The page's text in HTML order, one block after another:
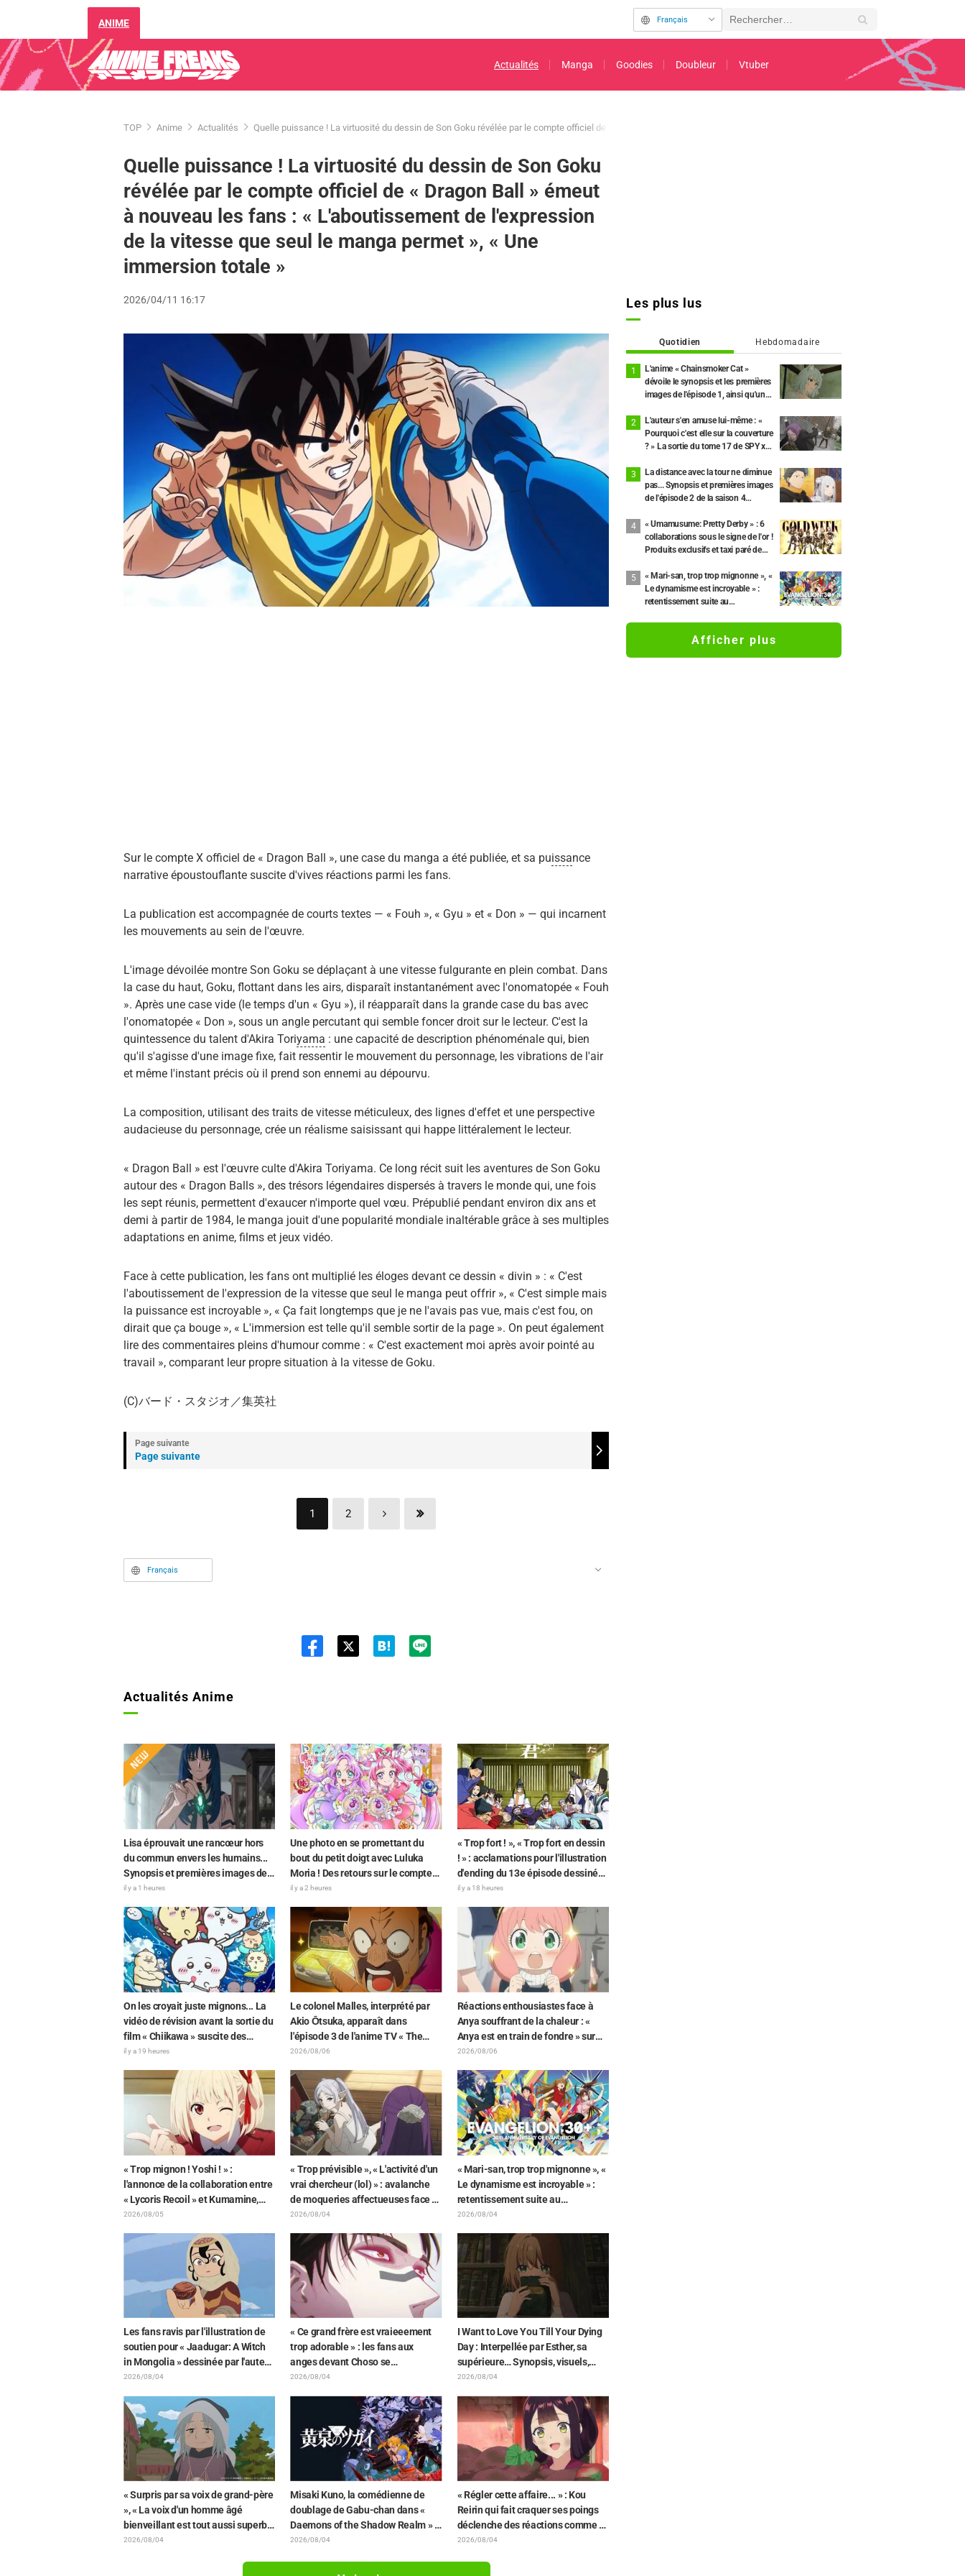
ANIME Français
Actualités Manga Goodies Doubleur Vtuber
TOP Anime Actualités Quelle puissance ! La virtuosité du dessin de Son Goku révélée par le compte officiel de « Dragon Ball » émeut à nouveau les fans : « L'aboutissement de l'expression de la
Quelle puissance ! La virtuosité du dessin de Son Goku
révélée par le compte officiel de « Dragon Ball » émeut
à nouveau les fans : « L'aboutissement de l'expression
de la vitesse que seul le manga permet », « Une
immersion totale »
2026/04/11 16:17
Sur le compte X officiel de « Dragon Ball », une case du manga a été publiée, et sa puissance
narrative époustouflante suscite d'vives réactions parmi les fans.
La publication est accompagnée de courts textes — « Fouh », « Gyu » et « Don » — qui incarnent
les mouvements au sein de l'œuvre.
L'image dévoilée montre Son Goku se déplaçant à une vitesse fulgurante en plein combat. Dans
la case du haut, Goku, flottant dans les airs, disparaît instantanément avec l'onomatopée « Fouh
». Après une case vide (le temps d'un « Gyu »), il réapparaît dans la grande case du bas avec
l'onomatopée « Don », sous un angle percutant qui semble foncer droit sur le lecteur. C'est la
quintessence du talent d'Akira Toriyama : une capacité de description phénoménale qui, bien
qu'il s'agisse d'une image fixe, fait ressentir le mouvement du personnage, les vibrations de l'air
et même l'instant précis où il prend son ennemi au dépourvu.
La composition, utilisant des traits de vitesse méticuleux, des lignes d'effet et une perspective
audacieuse du personnage, crée un réalisme saisissant qui happe littéralement le lecteur.
« Dragon Ball » est l'œuvre culte d'Akira Toriyama. Ce long récit suit les aventures de Son Goku
autour des « Dragon Balls », des trésors légendaires dispersés à travers le monde qui, une fois
les sept réunis, permettent d'exaucer n'importe quel vœu. Prépublié pendant environ dix ans et
demi à partir de 1984, le manga jouit d'une popularité mondiale inaltérable grâce à ses multiples
adaptations en anime, films et jeux vidéo.
Face à cette publication, les fans ont multiplié les éloges devant ce dessin « divin » : « C'est
l'aboutissement de l'expression de la vitesse que seul le manga peut offrir », « C'est simple mais
la puissance est incroyable », « Ça fait longtemps que je ne l'avais pas vue, mais c'est fou, on
dirait que ça bouge », « L'immersion est telle qu'il semble sortir de la page ». On peut également
lire des commentaires pleins d'humour comme : « C'est exactement moi après avoir pointé au
travail », comparant leur propre situation à la vitesse de Goku.
(C)バード・スタジオ／集英社
Page suivante
1 2
Français
Actualités Anime
Lisa éprouvait une rancœur hors
du commun envers les humains...
Synopsis et premières images de
l'épisode 6 de l'anime « Goodbye,
il y a 1 heures
Une photo en se promettant du
bout du petit doigt avec Luluka
Moria ! Des retours sur le compte
rendu de la comédienne de
assisté au Dream Stage de « Star
Detective Precure! » : « C’est le W
Arcana »
il y a 2 heures
« Trop fort ! », « Trop fort en dessin
! » : acclamations pour l'illustration
d'ending du 13e épisode dessinée
par Asaki Yuikawa, la comédienne
Elusive Samurai »
il y a 18 heures
On les croyait juste mignons... La
vidéo de révision avant la sortie du
film « Chiikawa » suscite des
réactions surprises face au
qu'imaginé », « Ça ne parle que de
travail »
il y a 19 heures
Le colonel Malles, interprété par
Akio Ōtsuka, apparaît dans
l'épisode 3 de l'anime TV « The
Ghost in the Shell » ! Commentaire
dévoilés
2026/08/06
Réactions enthousiastes face à
Anya souffrant de la chaleur : «
Anya est en train de fondre » sur
l'illustration d'annonce de « SPY x
2026/08/06
« Trop mignon ! Yoshi ! » :
l'annonce de la collaboration entre
« Lycoris Recoil » et Kumamine,
créateur du « Chat au travail »,
2026/08/05
« Trop prévisible », « L'activité d'un
vrai chercheur (lol) » : avalanche
de moqueries affectueuses face à
la peluche de Frieren piégée par
de « Frieren »
2026/08/04
« Mari-san, trop trop mignonne », «
Le dynamisme est incroyable » :
retentissement suite au
dévoilement d'un superbe dessin
représentant les trois filles de «
Neon Genesis Evangelion » en
combinaison Plugsuit
2026/08/04
Les fans ravis par l'illustration de
soutien pour « Jaadugar: A Witch
in Mongolia » dessinée par l'auteur
de « Yowamushi Pedal » : « Voilà
avec le style le plus différent
dessine ces personnages »
2026/08/04
« Ce grand frère est vraieeement
trop adorable » : les fans aux
anges devant Choso se
rapprochant de Yūji Itadori sur
de l'anime « JUJUTSU KAISEN »
2026/08/04
I Want to Love You Till Your Dying
Day : Interpellée par Esther, sa
supérieure… Synopsis, visuels,
bande-annonce WEB et affiches
2026/08/04
« Surpris par sa voix de grand-père
», « La voix d'un homme âgé
bienveillant est tout aussi superbe
» : Akira Ishida en chef de clan
2026/08/04
Misaki Kuno, la comédienne de
doublage de Gabu-chan dans «
Daemons of the Shadow Realm » :
« Je tremblais de tout mon corps et
2026/08/04
« Régler cette affaire... » : Kou
Reirin qui fait craquer ses poings
déclenche des réactions comme «
Quelle tête de mule (lol) » et «
2026/08/04
Les plus lus
Quotidien Hebdomadaire
L'anime « Chainsmoker Cat »
dévoile le synopsis et les premières
images de l'épisode 1, ainsi qu'une
propriétaire)
L'auteur s'en amuse lui-même : «
Pourquoi c'est elle sur la couverture
? » La sortie du tome 17 de SPY x
Madame Tonitrus » font le buzz.
La distance avec la tour ne diminue
pas... Synopsis et premières images
de l'épisode 2 de la saison 4
Starting Life in Another World »
« Umamusume: Pretty Derby » : 6
collaborations sous le signe de l'or !
Produits exclusifs et taxi paré de
« Mari-san, trop trop mignonne », «
Le dynamisme est incroyable » :
retentissement suite au
représentant les trois filles de «
Afficher plus